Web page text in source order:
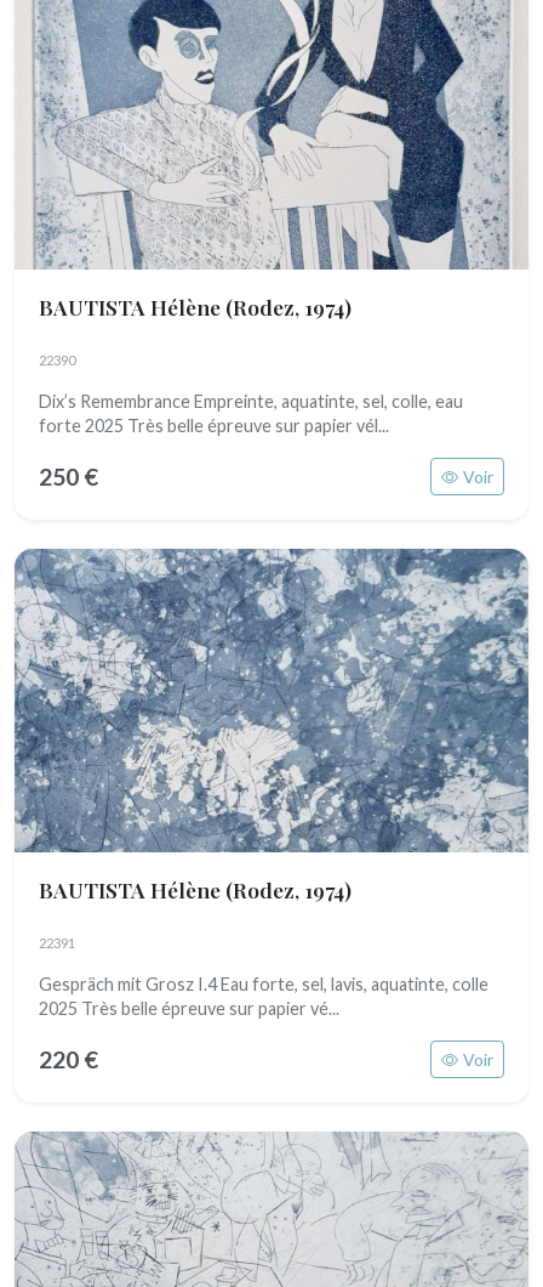
BAUTISTA Hélène (Rodez, 1974)
22390
Dix’s Remembrance Empreinte, aquatinte, sel, colle, eau
forte 2025 Très belle épreuve sur papier vél...
250 € Voir
BAUTISTA Hélène (Rodez, 1974)
22391
Gespräch mit Grosz I.4 Eau forte, sel, lavis, aquatinte, colle
2025 Très belle épreuve sur papier vé...
220 € Voir